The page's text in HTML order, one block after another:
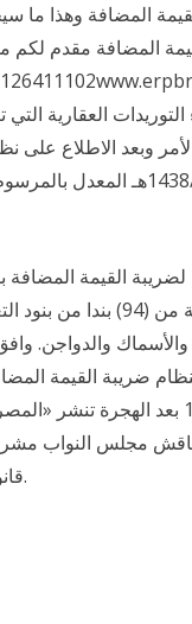
القيمة المضافة مقدم
العقارية التي
وبعد الاطلاع على
القيمة المضافة
من ضريبة القيمة المضافة)،
والدواجن.
ضريبة القيمة
اللائحة التن 27‏‏/4‏‏/1442 بعد الهجرة 14‏‏/
مجلس النواب
قانون الضرائب على المبيعات الحالي.